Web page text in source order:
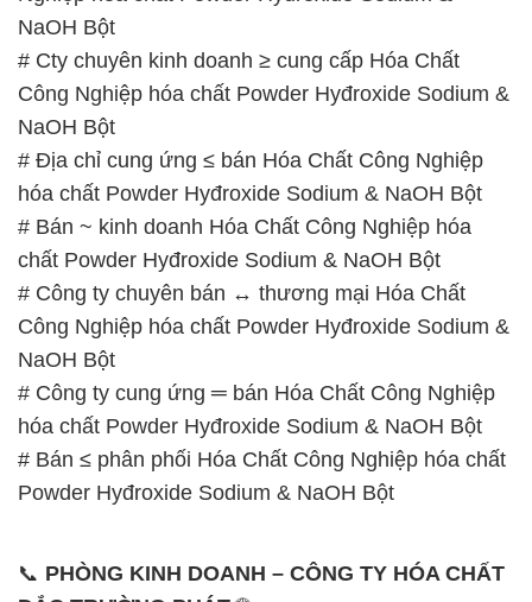
# Địa chỉ cung ứng ≤ bán Hóa Chất Công Nghiệp
hóa chất Powder Hyđroxide Sodium & NaOH Bột
# Bán ~ kinh doanh Hóa Chất Công Nghiệp hóa
chất Powder Hyđroxide Sodium & NaOH Bột
# Công ty chuyên bán ↔ thương mại Hóa Chất
Công Nghiệp hóa chất Powder Hyđroxide Sodium &
NaOH Bột
# Công ty cung ứng ═ bán Hóa Chất Công Nghiệp
hóa chất Powder Hyđroxide Sodium & NaOH Bột
# Bán ≤ phân phối Hóa Chất Công Nghiệp hóa chất
Powder Hyđroxide Sodium & NaOH Bột
📞PHÒNG KINH DOANH – CÔNG TY HÓA CHẤT
ĐẮC TRƯỜNG PHÁT🌐
🌐 Website: https://hoachatmientay.com/
– 0933.920.505 – 028.3504.5555